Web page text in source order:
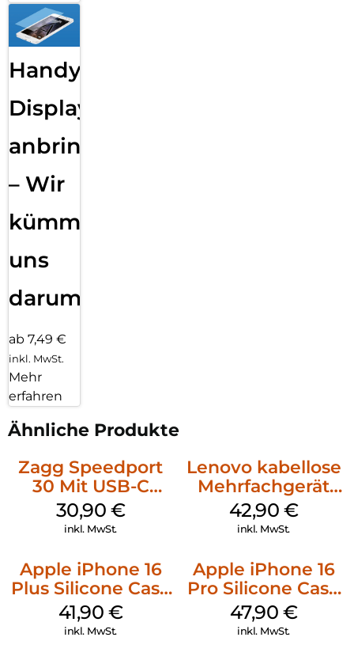
Handy
Displayfolie
anbringen
– Wir
kümmern
uns
darum!
ab 7,49 €
inkl. MwSt.
Mehr
erfahren
Ähnliche Produkte
Zagg Speedport
30 Mit USB-C
Kabel Weiß
30,90 €
inkl. MwSt.
Lenovo kabellose
Mehrfachgerät
Luna Grey
42,90 €
inkl. MwSt.
Apple iPhone 16
Plus Silicone Case
MagSafe Stone
Gray
41,90 €
inkl. MwSt.
Apple iPhone 16
Pro Silicone Case
MagSafe Denim
47,90 €
inkl. MwSt.